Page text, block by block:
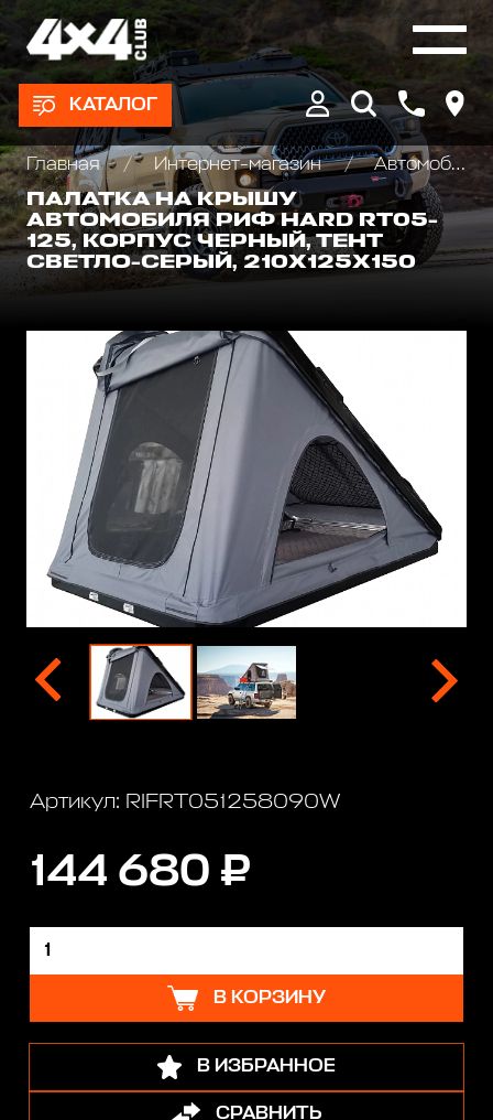
КАТАЛОГ
Главная Интернет-магазин
Автомобильные палатки, Туризм и отдых
ПАЛАТКА НА КРЫШУ
АВТОМОБИЛЯ РИФ HARD RT05-
125, КОРПУС ЧЕРНЫЙ, ТЕНТ
СВЕТЛО-СЕРЫЙ, 210Х125Х150
Артикул: RIFRT051258090W
144 680 ₽
В КОРЗИНУ
В ИЗБРАННОЕ
СРАВНИТЬ